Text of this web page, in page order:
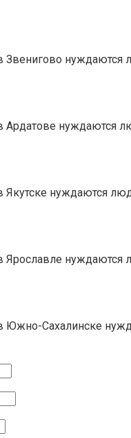
Звенигово нуждаются
Ардатове нуждаются
Якутске нуждаются
Ярославле нуждаются
Южно-Сахалинске